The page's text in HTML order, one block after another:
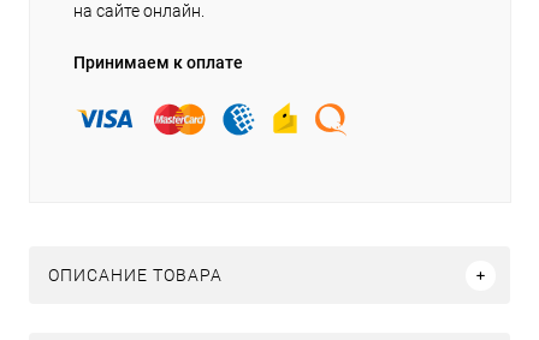
на сайте онлайн.
Принимаем к оплате
ОПИСАНИЕ ТОВАРА